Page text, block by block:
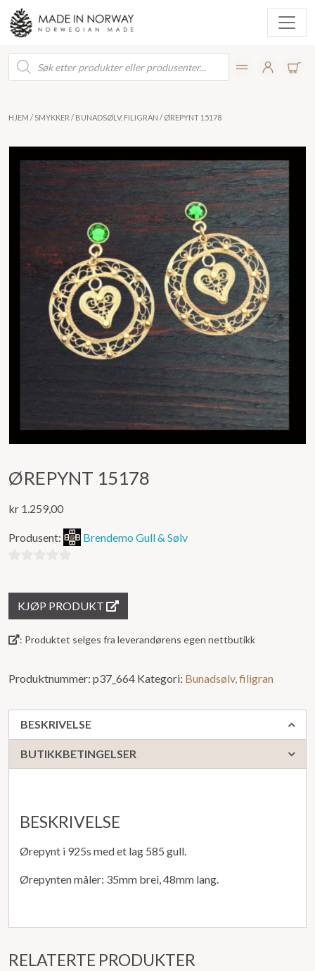
Products
search
HJEM / SMYKKER / BUNADSØLV, FILIGRAN / ØREPYNT 15178
ØREPYNT 15178
kr 1.259,00
Produsent: Brendemo Gull & Sølv
KJØP PRODUKT
: Produktet selges fra leverandørens egen nettbutikk
Produktnummer: p37_664 Kategori: Bunadsølv, filigran
BESKRIVELSE
BUTIKKBETINGELSER
BESKRIVELSE
Ørepynt i 925s med et lag 585 gull.
Ørepynten måler: 35mm brei, 48mm lang.
RELATERTE PRODUKTER